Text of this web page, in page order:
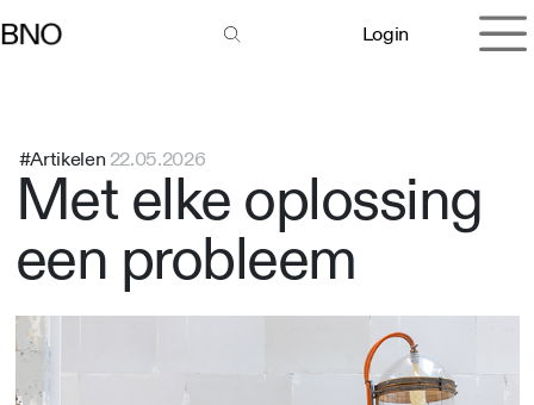
Login
#Artikelen 22.05.2026
Met elke oplossing
een probleem